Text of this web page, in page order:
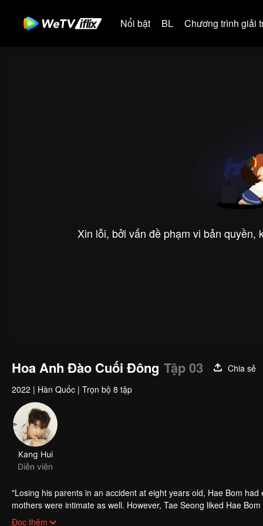
Nổi bật BL Chương trình giải
Xin lỗi, bởi vấn đề phạm vi bản quyền,
Hoa Anh Đào Cuối Đông Tập 03
Chia sẻ
2022 | Hàn Quốc | Trọn bộ 8 tập
Kang Hui
Diễn viên
"Losing his parents in an accident at eight years old, Hae Bom
mothers were intimate as well. However, Tae Seong liked Hae
Becaus of Tae Seong's opposition, Hae Bom thougt that he did
"
Đọc thêm